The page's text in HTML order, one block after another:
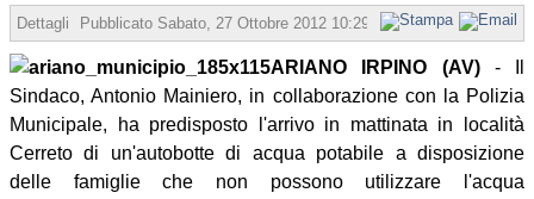
Dettagli Pubblicato Sabato, 27 Ottobre 2012 10:29 Scritto da Redazione
ARIANO IRPINO (AV) - Il
Sindaco, Antonio Mainiero, in collaborazione con la Polizia
Municipale, ha predisposto l'arrivo in mattinata in località
Cerreto di un'autobotte di acqua potabile a disposizione
delle famiglie che non possono utilizzare l'acqua